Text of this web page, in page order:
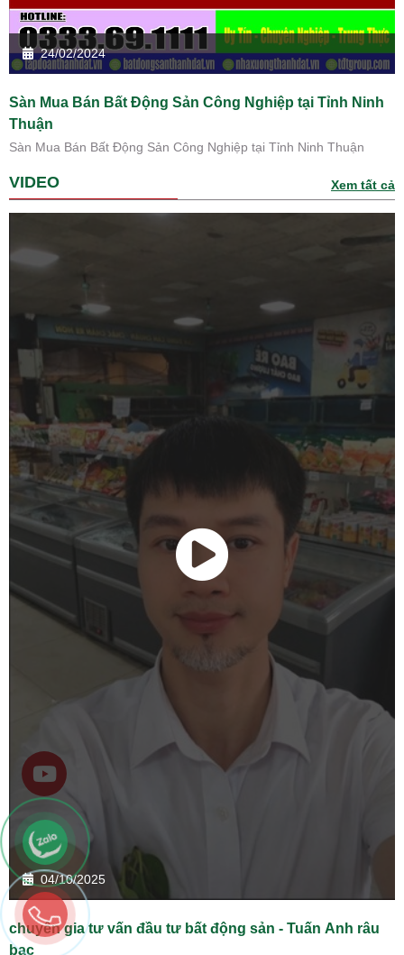
24/02/2024
Sàn Mua Bán Bất Động Sản Công Nghiệp tại Tỉnh Ninh
Thuận
Sàn Mua Bán Bất Động Sản Công Nghiệp tại Tỉnh Ninh Thuận
VIDEO Xem tất cả
04/10/2025
chuyên gia tư vấn đầu tư bất động sản - Tuấn Anh râu
bạc